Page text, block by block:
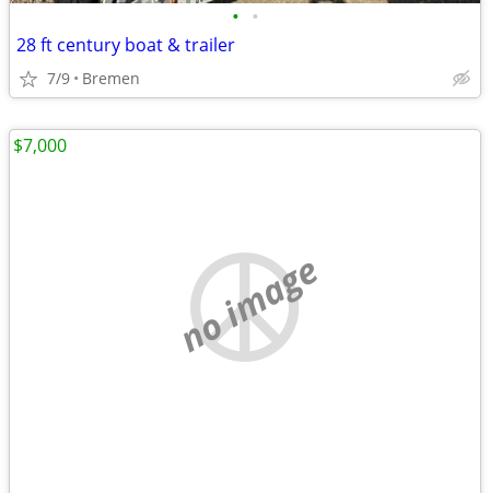
• •
28 ft century boat & trailer
7/9 Bremen
no image
$7,000